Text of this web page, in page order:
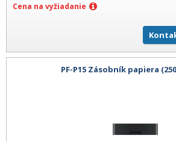
Cena na vyžiadanie
PF-P15 Zásobník papiera